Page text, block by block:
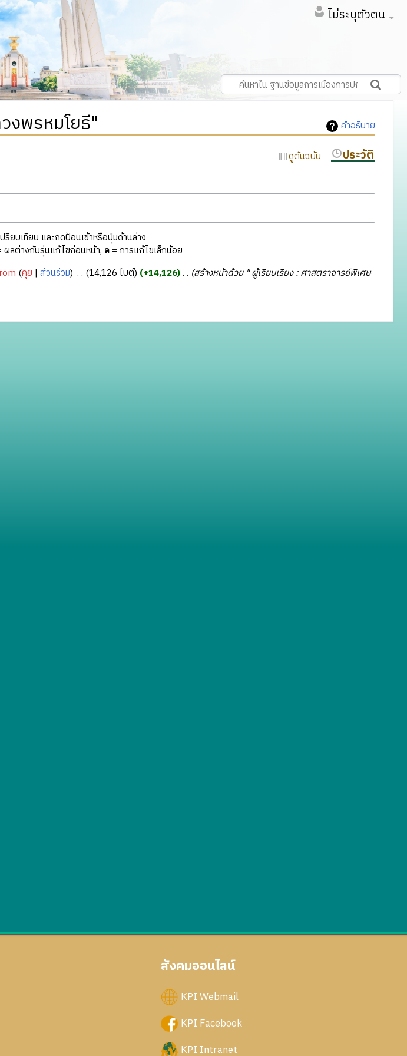
ไม่ระบุตัวตน
คำอธิบาย
งพรหมโยธี"
ดูต้นฉบับ ประวัติ
ยบเทียบ และกดป้อนเข้าหรือปุ่มด้านล่าง
ลต่างกับรุ่นแก้ไขก่อนหน้า, ล= การแก้ไขเล็กน้อย
คุย ส่วนร่วม ‎ 14,126 ไบต์ +14,126 ‎
สร้างหน้าด้วย " ผู้เรียบเรียง : ศาสตราจารย์พิเศษ
สังคมออนไลน์
KPI Webmail
KPI Facebook
KPI Intranet